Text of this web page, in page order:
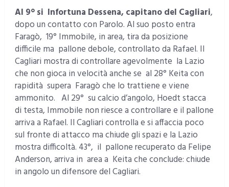
Al 9° si Infortuna Dessena, capitano del Cagliari,
dopo un contatto con Parolo. Al suo posto entra
Faragò, 19° Immobile, in area, tira da posizione
difficile ma pallone debole, controllato da Rafael. Il
Cagliari mostra di controllare agevolmente la Lazio
che non gioca in velocità anche se al 28° Keita con
rapidità supera Faragò che lo trattiene e viene
ammonito. Al 29° su calcio d’angolo, Hoedt stacca
di testa, Immobile non riesce a controllare e il pallone
arriva a Rafael. Il Cagliari controlla e si affaccia poco
sul fronte di attacco ma chiude gli spazi e la Lazio
mostra difficoltà. 43°, il pallone recuperato da Felipe
Anderson, arriva in area a Keita che conclude: chiude
in angolo un difensore del Cagliari.